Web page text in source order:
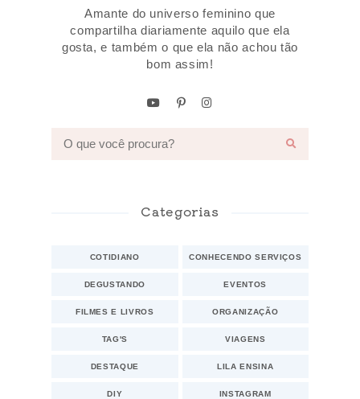
Amante do universo feminino que
compartilha diariamente aquilo que ela
gosta, e também o que ela não achou tão
bom assim!
Categorias
COTIDIANO CONHECENDO SERVIÇOS
DEGUSTANDO EVENTOS
FILMES E LIVROS ORGANIZAÇÃO
TAG'S VIAGENS
DESTAQUE LILA ENSINA
DIY INSTAGRAM